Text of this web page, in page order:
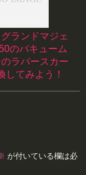
グランドマジェ
のバキューム
ラバースカー
してみよう！
が付いている欄は必